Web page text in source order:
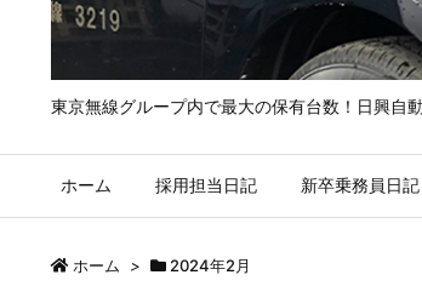
東京無線グループ内で最大の保有台数！日興自
ホーム 採用担当日記 新卒乗務員日記
ホーム > 2024年2月